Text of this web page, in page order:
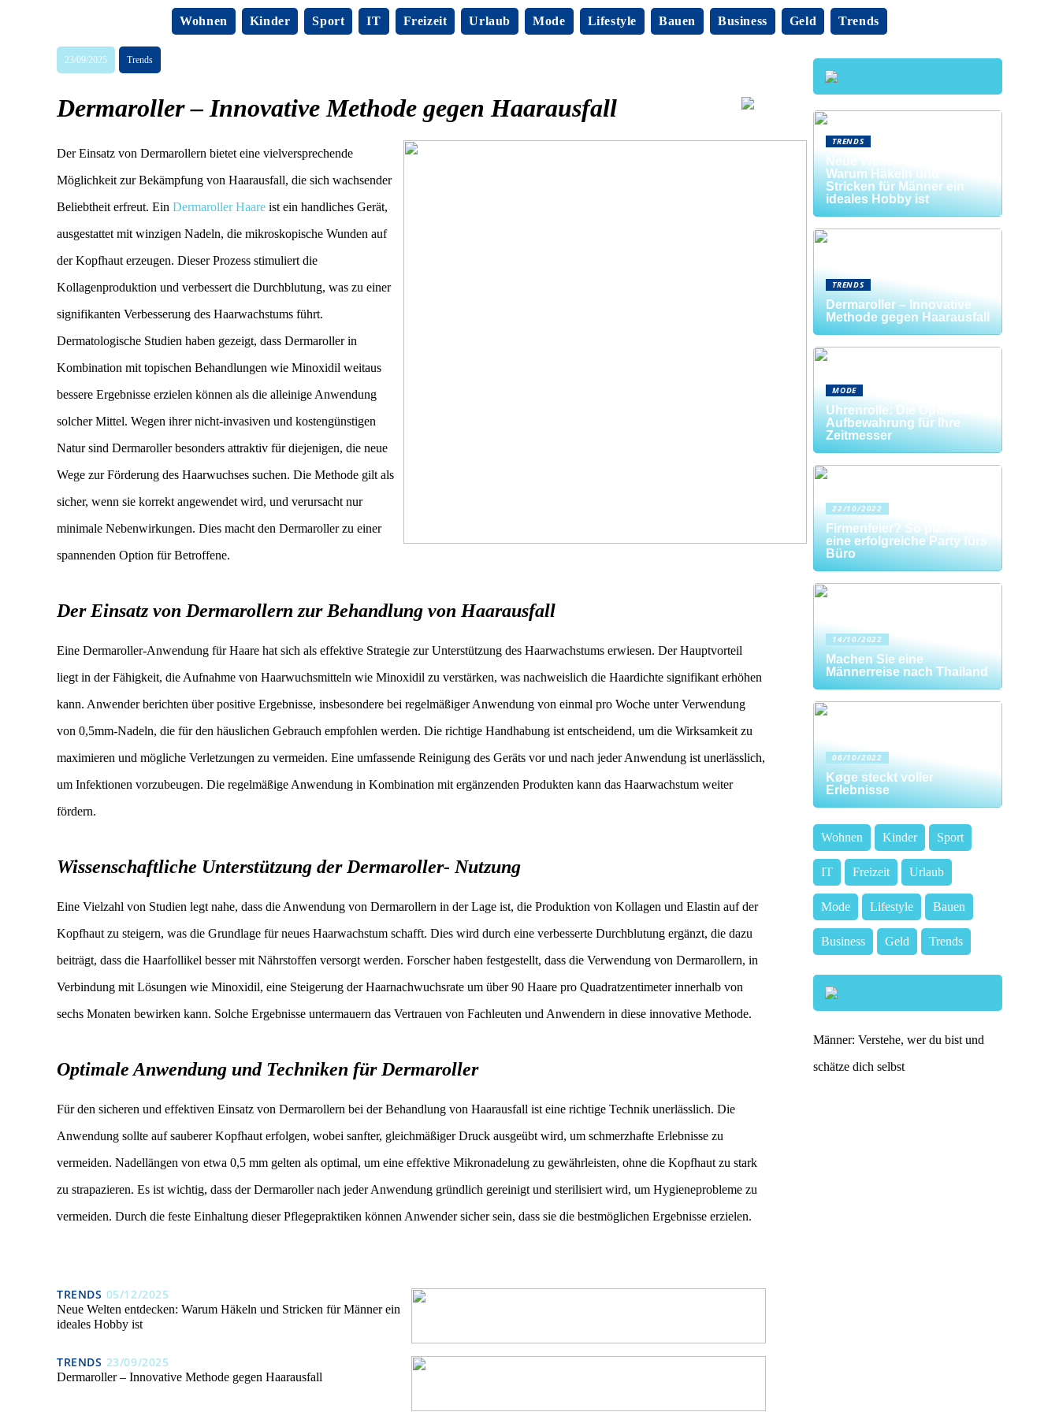
Wohnen Kinder Sport IT Freizeit Urlaub Mode Lifestyle Bauen Business Geld Trends
23/09/2025 Trends
Dermaroller – Innovative Methode gegen Haarausfall
Der Einsatz von Dermarollern bietet eine vielversprechende
Möglichkeit zur Bekämpfung von Haarausfall, die sich wachsender
Beliebtheit erfreut. Ein Dermaroller Haare ist ein handliches Gerät,
ausgestattet mit winzigen Nadeln, die mikroskopische Wunden auf
der Kopfhaut erzeugen. Dieser Prozess stimuliert die
Kollagenproduktion und verbessert die Durchblutung, was zu einer
signifikanten Verbesserung des Haarwachstums führt.
Dermatologische Studien haben gezeigt, dass Dermaroller in
Kombination mit topischen Behandlungen wie Minoxidil weitaus
bessere Ergebnisse erzielen können als die alleinige Anwendung
solcher Mittel. Wegen ihrer nicht-invasiven und kostengünstigen
Natur sind Dermaroller besonders attraktiv für diejenigen, die neue
Wege zur Förderung des Haarwuchses suchen. Die Methode gilt als
sicher, wenn sie korrekt angewendet wird, und verursacht nur
minimale Nebenwirkungen. Dies macht den Dermaroller zu einer
spannenden Option für Betroffene.
Der Einsatz von Dermarollern zur Behandlung von Haarausfall
Eine Dermaroller-Anwendung für Haare hat sich als effektive Strategie zur Unterstützung des Haarwachstums erwiesen. Der Hauptvorteil
liegt in der Fähigkeit, die Aufnahme von Haarwuchsmitteln wie Minoxidil zu verstärken, was nachweislich die Haardichte signifikant erhöhen
kann. Anwender berichten über positive Ergebnisse, insbesondere bei regelmäßiger Anwendung von einmal pro Woche unter Verwendung
von 0,5mm-Nadeln, die für den häuslichen Gebrauch empfohlen werden. Die richtige Handhabung ist entscheidend, um die Wirksamkeit zu
maximieren und mögliche Verletzungen zu vermeiden. Eine umfassende Reinigung des Geräts vor und nach jeder Anwendung ist unerlässlich,
um Infektionen vorzubeugen. Die regelmäßige Anwendung in Kombination mit ergänzenden Produkten kann das Haarwachstum weiter
fördern.
Wissenschaftliche Unterstützung der Dermaroller- Nutzung
Eine Vielzahl von Studien legt nahe, dass die Anwendung von Dermarollern in der Lage ist, die Produktion von Kollagen und Elastin auf der
Kopfhaut zu steigern, was die Grundlage für neues Haarwachstum schafft. Dies wird durch eine verbesserte Durchblutung ergänzt, die dazu
beiträgt, dass die Haarfollikel besser mit Nährstoffen versorgt werden. Forscher haben festgestellt, dass die Verwendung von Dermarollern, in
Verbindung mit Lösungen wie Minoxidil, eine Steigerung der Haarnachwuchsrate um über 90 Haare pro Quadratzentimeter innerhalb von
sechs Monaten bewirken kann. Solche Ergebnisse untermauern das Vertrauen von Fachleuten und Anwendern in diese innovative Methode.
Optimale Anwendung und Techniken für Dermaroller
Für den sicheren und effektiven Einsatz von Dermarollern bei der Behandlung von Haarausfall ist eine richtige Technik unerlässlich. Die
Anwendung sollte auf sauberer Kopfhaut erfolgen, wobei sanfter, gleichmäßiger Druck ausgeübt wird, um schmerzhafte Erlebnisse zu
vermeiden. Nadellängen von etwa 0,5 mm gelten als optimal, um eine effektive Mikronadelung zu gewährleisten, ohne die Kopfhaut zu stark
zu strapazieren. Es ist wichtig, dass der Dermaroller nach jeder Anwendung gründlich gereinigt und sterilisiert wird, um Hygieneprobleme zu
vermeiden. Durch die feste Einhaltung dieser Pflegepraktiken können Anwender sicher sein, dass sie die bestmöglichen Ergebnisse erzielen.
TRENDS 05/12/2025
Neue Welten entdecken: Warum Häkeln und Stricken für Männer ein
ideales Hobby ist
TRENDS 23/09/2025
Dermaroller – Innovative Methode gegen Haarausfall
TRENDS
Neue Welten entdecken:
Warum Häkeln und
Stricken für Männer ein
ideales Hobby ist
TRENDS
Dermaroller – Innovative
Methode gegen Haarausfall
MODE
Uhrenrolle: Die Optimale
Aufbewahrung für Ihre
Zeitmesser
22/10/2022
Firmenfeier? So planen Sie
eine erfolgreiche Party fürs
Büro
14/10/2022
Machen Sie eine
Männerreise nach Thailand
06/10/2022
Køge steckt voller
Erlebnisse
Wohnen Kinder Sport
IT Freizeit Urlaub
Mode Lifestyle Bauen
Business Geld Trends
Männer: Verstehe, wer du bist und
schätze dich selbst